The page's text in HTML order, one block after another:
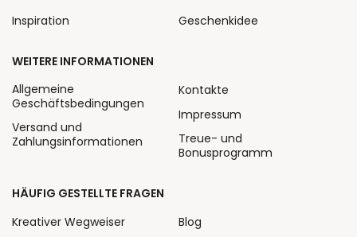
Inspiration
Geschenkidee
WEITERE INFORMATIONEN
Allgemeine
Geschäftsbedingungen
Versand und
Zahlungsinformationen
Kontakte
Impressum
Treue- und
Bonusprogramm
HÄUFIG GESTELLTE FRAGEN
Kreativer Wegweiser
Blog